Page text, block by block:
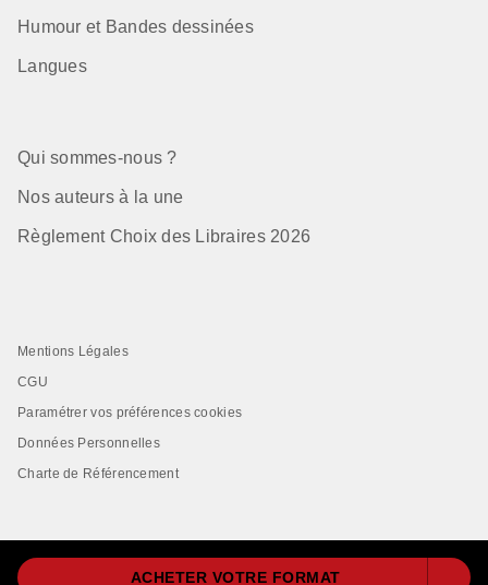
ACHETER VOTRE FORMAT
Humour et Bandes dessinées
Langues
Qui sommes-nous ?
Nos auteurs à la une
Règlement Choix des Libraires 2026
Mentions Légales
CGU
Paramétrer vos préférences cookies
Données Personnelles
Charte de Référencement